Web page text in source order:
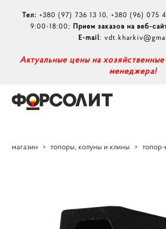
Тел: +380 (97) 736 13 10, +380 (96) 075
9:00-18:00; Прием заказов на веб-
E-mail:
Актуальные цены на
менеджера!
магазин > топоры, колуны и клины > топор-